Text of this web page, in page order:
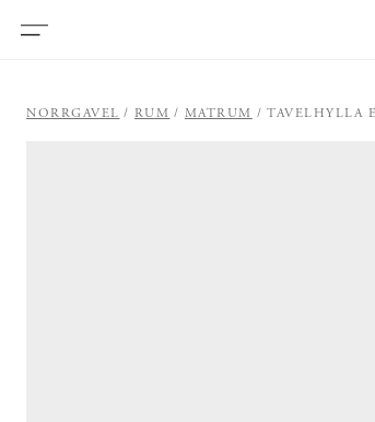
NORRGAVEL RUM MATRUM TAVELHYLLA